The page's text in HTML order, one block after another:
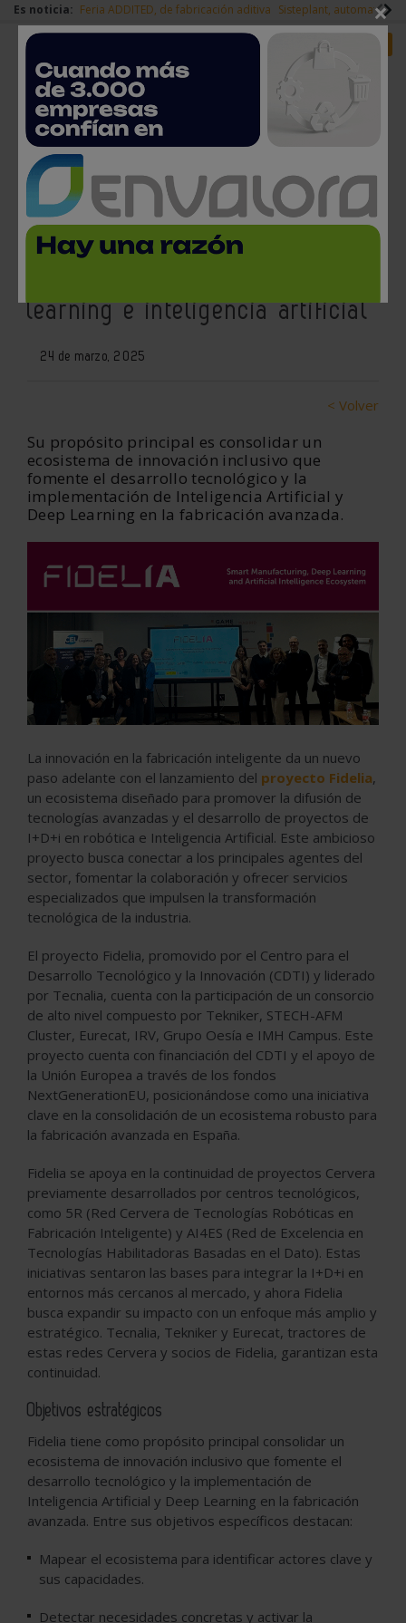
Es noticia: Feria ADDITED, de fabricación aditiva Sisteplant,
Redes Sociales Login empresas
Lanzamiento del proyecto
Fidelia: impulsando la
learning e inteligencia artificial
24 de marzo, 2025
< Volver
Su propósito principal es consolidar un
ecosistema de innovación inclusivo que
fomente el desarrollo tecnológico y la
implementación de Inteligencia Artificial y
Deep Learning en la fabricación avanzada.
La innovación en la fabricación inteligente da un nuevo
paso adelante con el lanzamiento del proyecto Fidelia,
un ecosistema diseñado para promover la difusión de
tecnologías avanzadas y el desarrollo de proyectos de
I+D+i en robótica e Inteligencia Artificial. Este ambicioso
proyecto busca conectar a los principales agentes del
sector, fomentar la colaboración y ofrecer servicios
especializados que impulsen la transformación
tecnológica de la industria.
El proyecto Fidelia, promovido por el Centro para el
Desarrollo Tecnológico y la Innovación (CDTI) y liderado
por Tecnalia, cuenta con la participación de un consorcio
de alto nivel compuesto por Tekniker, STECH-AFM
Cluster, Eurecat, IRV, Grupo Oesía e IMH Campus. Este
proyecto cuenta con financiación del CDTI y el apoyo de
la Unión Europea a través de los fondos
NextGenerationEU, posicionándose como una iniciativa
clave en la consolidación de un ecosistema robusto para
la fabricación avanzada en España.
Fidelia se apoya en la continuidad de proyectos Cervera
previamente desarrollados por centros tecnológicos,
como 5R (Red Cervera de Tecnologías Robóticas en
Fabricación Inteligente) y AI4ES (Red de Excelencia en
Tecnologías Habilitadoras Basadas en el Dato). Estas
iniciativas sentaron las bases para integrar la I+D+i en
entornos más cercanos al mercado, y ahora Fidelia
busca expandir su impacto con un enfoque más amplio y
estratégico. Tecnalia, Tekniker y Eurecat, tractores de
estas redes Cervera y socios de Fidelia, garantizan esta
continuidad.
Objetivos estratégicos
Fidelia tiene como propósito principal consolidar un
ecosistema de innovación inclusivo que fomente el
desarrollo tecnológico y la implementación de
Inteligencia Artificial y Deep Learning en la fabricación
avanzada. Entre sus objetivos específicos destacan:
Mapear el ecosistema para identificar actores clave y
sus capacidades.
Detectar necesidades concretas y activar la
×